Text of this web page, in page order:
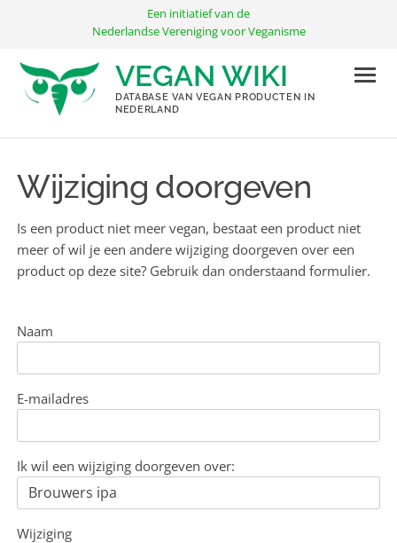
inhoud
Een initiatief van de
Nederlandse Vereniging voor Veganisme
VEGAN WIKI
DATABASE VAN VEGAN PRODUCTEN IN
NEDERLAND
Wijziging doorgeven
Is een product niet meer vegan, bestaat een product niet
meer of wil je een andere wijziging doorgeven over een
product op deze site? Gebruik dan onderstaand formulier.
Naam
E-mailadres
Ik wil een wijziging doorgeven over:
Wijziging